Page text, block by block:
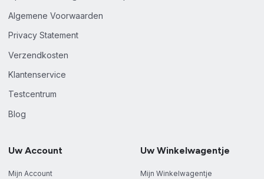
Algemene Voorwaarden
Privacy Statement
Verzendkosten
Klantenservice
Testcentrum
Blog
Uw Account
Mijn Account
Uw Winkelwagentje
Mijn Winkelwagentje